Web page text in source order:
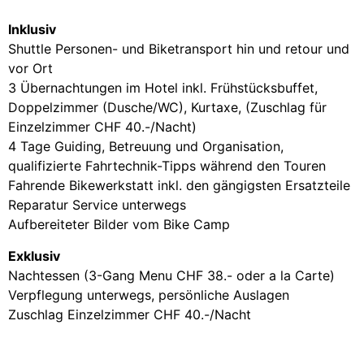
Inklusiv
Shuttle Personen- und Biketransport hin und retour und
vor Ort
3 Übernachtungen im Hotel inkl. Frühstücksbuffet,
Doppelzimmer (Dusche/WC), Kurtaxe, (Zuschlag für
Einzelzimmer CHF 40.-/Nacht)
4 Tage Guiding, Betreuung und Organisation,
qualifizierte Fahrtechnik-Tipps während den Touren
Fahrende Bikewerkstatt inkl. den gängigsten Ersatzteile
Reparatur Service unterwegs
Aufbereiteter Bilder vom Bike Camp
Exklusiv
Nachtessen (3-Gang Menu CHF 38.- oder a la Carte)
Verpflegung unterwegs, persönliche Auslagen
Zuschlag Einzelzimmer CHF 40.-/Nacht